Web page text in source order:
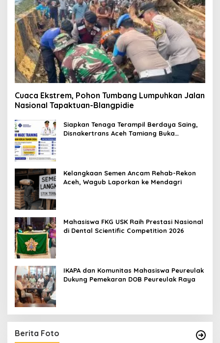
Cuaca Ekstrem, Pohon Tumbang Lumpuhkan Jalan
Nasional Tapaktuan-Blangpidie
Siapkan Tenaga Terampil Berdaya Saing,
Disnakertrans Aceh Tamiang Buka
Kelangkaan Semen Ancam Rehab-Rekon
Aceh, Wagub Laporkan ke Mendagri
Mahasiswa FKG USK Raih Prestasi Nasional
di Dental Scientific Competition 2026
IKAPA dan Komunitas Mahasiswa Peureulak
Dukung Pemekaran DOB Peureulak Raya
Berita Foto